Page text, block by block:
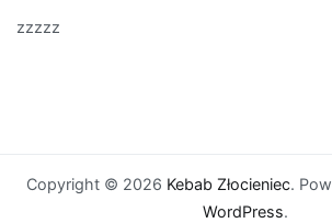
zzzzz
Copyright © 2026 Kebab Złocieniec.
WordPress.